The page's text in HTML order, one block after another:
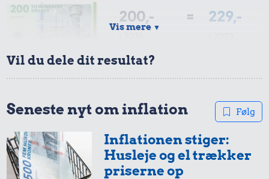
200,- = 229,-
100,-
i 2018
= 115,-
i 2023
50,-
i 2018
= 57,-
Vis mere ▼
Vil du dele dit resultat?
Seneste nyt om inflation Følg
Inflationen stiger:
Husleje og el trækker
priserne op